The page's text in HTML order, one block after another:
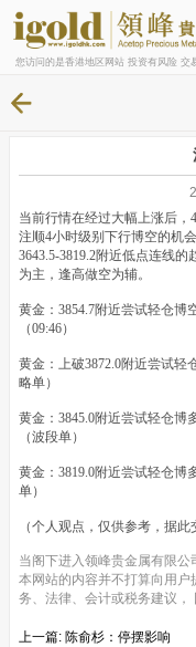
您访问的是香港地区网站 投资有风险 交
当前行情在经过大幅上涨后
注顺4小时级别下行博空的机
3643.5-3819.2附近低点连线
为主，逢高做空为辅。
黄金：3854.7附近尝试轻仓博
（09:46）
黄金：上破3872.0附近尝试轻
略单）
黄金：3845.0附近尝试轻仓博
（波段单）
黄金：3819.0附近尝试轻仓博
单）
（个人观点，仅供参考，据
当阁下进入领峰贵金属有限公
本网站的内容并不打算向用
务、法律、会计或税务建议，
上一篇: 陈俞杉：停摆影响